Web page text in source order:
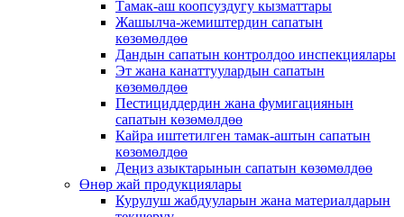
Тамак-аш коопсуздугу кызматтары
Жашылча-жемиштердин сапатын
көзөмөлдөө
Дандын сапатын контролдоо инспекциялары
Эт жана канаттуулардын сапатын
көзөмөлдөө
Пестициддердин жана фумигациянын
сапатын көзөмөлдөө
Кайра иштетилген тамак-аштын сапатын
көзөмөлдөө
Деңиз азыктарынын сапатын көзөмөлдөө
Өнөр жай продукциялары
Курулуш жабдууларын жана материалдарын